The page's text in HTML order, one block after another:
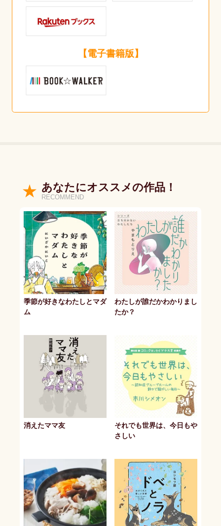
【電子書籍版】
あなたにオススメの作品！
RECOMMEND
季節が好きなわたしとマダ
ム
わたしが誰だかわかりまし
たか？
消えたママ友
それでも世界は、今日もや
さしい